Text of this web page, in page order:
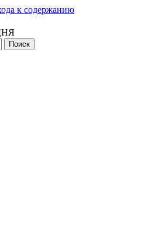
к содержанию